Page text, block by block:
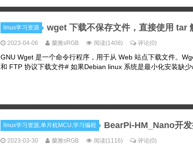
linux学习资源 wget 下载不保存文件，直接使用 tar
2023-04-06 蘭雅sRGB 阅读(1408) 评论(0)
GNU Wget 是一个命令行程序，用于从 Web 站点下载文件。
和 FTP 协议下载文件# 如果Debian linux 系统是最小化安装缺少
linux学习资源,单片机MCU,学习编程 BearPi-HM_Nano开
2023-03-30 蘭雅sRGB 阅读(1116) 评论(0)